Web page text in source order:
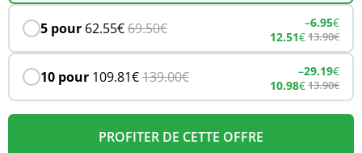
5 pour 62.55€69.50€ –6.95€
12.51€13.90€
10 pour 109.81€139.00€ –29.19€
10.98€13.90€
PROFITER DE CETTE OFFRE